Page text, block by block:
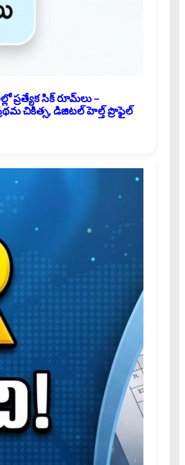
ప్రత్యేక సిక్ రూమ్‌లు –
చికిత్స, డిజిటల్ హెల్త్ ప్రొఫైల్